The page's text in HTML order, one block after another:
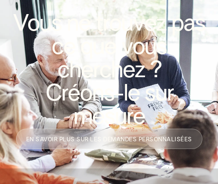
Vous ne trouvez pas
ce que vous
cherchez ?
Créons-le sur
mesure
EN SAVOIR PLUS SUR LES DEMANDES PERSONNALISÉES